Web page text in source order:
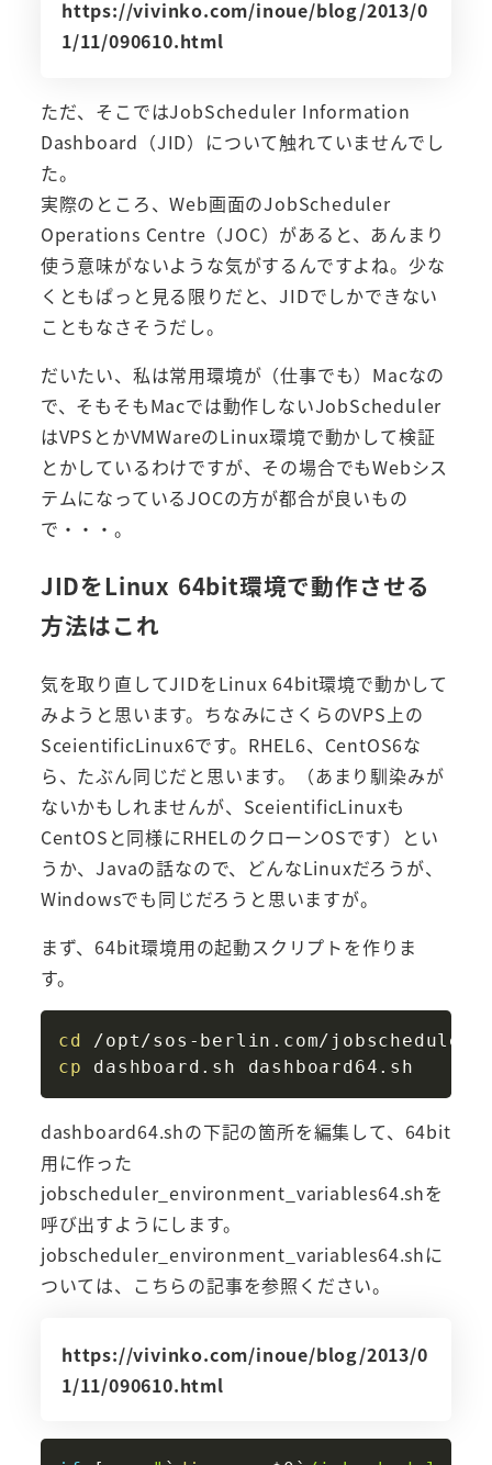
https://vivinko.com/inoue/blog/2013/0
1/11/090610.html
ただ、そこではJobScheduler Information
Dashboard（JID）について触れていませんでし
た。
実際のところ、Web画面のJobScheduler
Operations Centre（JOC）があると、あんまり
使う意味がないような気がするんですよね。少な
くともぱっと見る限りだと、JIDでしかできない
こともなさそうだし。
だいたい、私は常用環境が（仕事でも）Macなの
で、そもそもMacでは動作しないJobScheduler
はVPSとかVMWareのLinux環境で動かして検証
とかしているわけですが、その場合でもWebシス
テムになっているJOCの方が都合が良いもの
で・・・。
JIDをLinux 64bit環境で動作させる
方法はこれ
気を取り直してJIDをLinux 64bit環境で動かして
みようと思います。ちなみにさくらのVPS上の
SceientificLinux6です。RHEL6、CentOS6な
ら、たぶん同じだと思います。（あまり馴染みが
ないかもしれませんが、SceientificLinuxも
CentOSと同様にRHELのクローンOSです）とい
うか、Javaの話なので、どんなLinuxだろうが、
Windowsでも同じだろうと思いますが。
まず、64bit環境用の起動スクリプトを作りま
す。
cd
cp
Copy
dashboard64.shの下記の箇所を編集して、64bit
用に作った
jobscheduler_environment_variables64.shを
呼び出すようにします。
jobscheduler_environment_variables64.shに
ついては、こちらの記事を参照ください。
https://vivinko.com/inoue/blog/2013/0
1/11/090610.html